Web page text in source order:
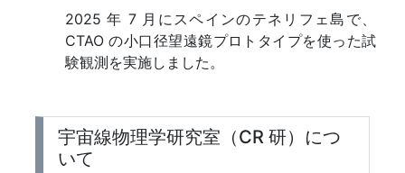
2025 年 7 月にスペインのテネリフェ島で、
CTAO の小口径望遠鏡プロトタイプを使った試
験観測を実施しました。
宇宙線物理学研究室（CR 研）につ
いて